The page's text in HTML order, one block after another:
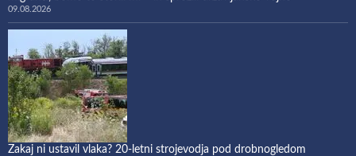
09.08.2026
Zakaj ni ustavil vlaka? 20-letni strojevodja pod drobnogledom